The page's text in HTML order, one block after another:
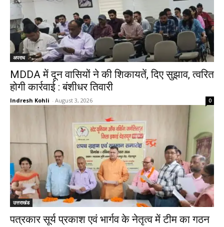
अपराध
MDDA में दून वासियों ने की शिकायतें, दिए सुझाव, त्वरित
होगी कार्रवाई : बंशीधर तिवारी
Indresh Kohli - August 3, 2026 0
उत्तराखंड
पत्रकार सूर्य प्रकाश एवं भार्गव के नेतृत्व में टीम का गठन